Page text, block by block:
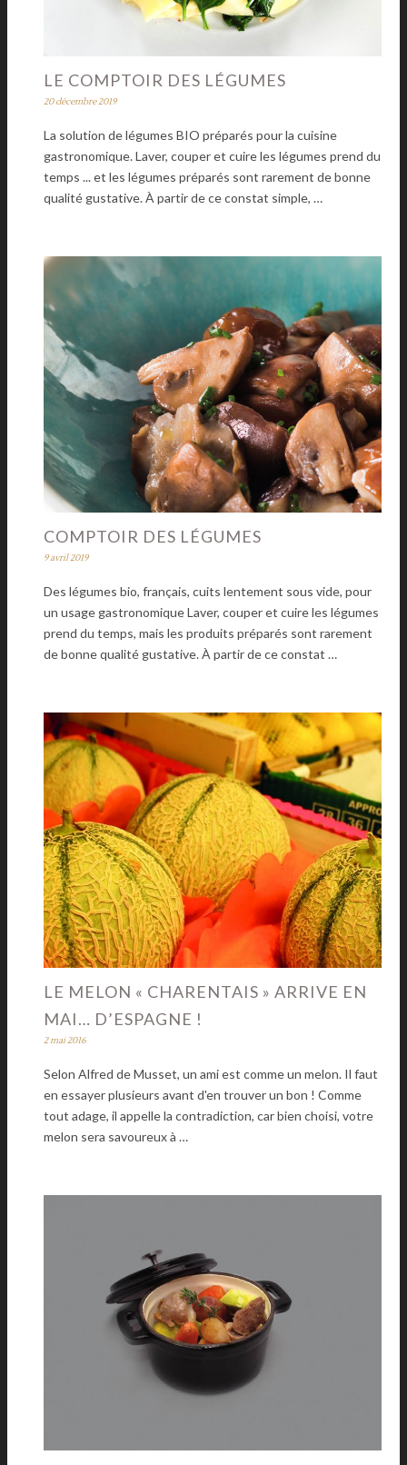
LE COMPTOIR DES LÉGUMES
20 décembre 2019
La solution de légumes BIO préparés pour la cuisine
gastronomique. Laver, couper et cuire les légumes prend du
temps ... et les légumes préparés sont rarement de bonne
qualité gustative. À partir de ce constat simple, …
COMPTOIR DES LÉGUMES
9 avril 2019
Des légumes bio, français, cuits lentement sous vide, pour
un usage gastronomique Laver, couper et cuire les légumes
prend du temps, mais les produits préparés sont rarement
de bonne qualité gustative. À partir de ce constat …
LE MELON « CHARENTAIS » ARRIVE EN
MAI… D’ESPAGNE !
2 mai 2016
Selon Alfred de Musset, un ami est comme un melon. Il faut
en essayer plusieurs avant d'en trouver un bon ! Comme
tout adage, il appelle la contradiction, car bien choisi, votre
melon sera savoureux à …